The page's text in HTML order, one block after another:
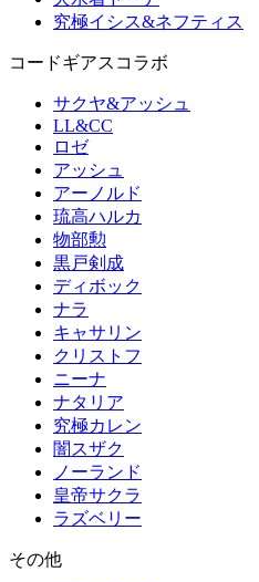
究極イシス&ネフティス
コードギアスコラボ
サクヤ&アッシュ
LL&CC
ロゼ
アッシュ
アーノルド
琉高ハルカ
物部勲
黒戸剣成
ディボック
ナラ
キャサリン
クリストフ
ニーナ
ナタリア
究極カレン
闇スザク
ノーランド
皇帝サクラ
ラズベリー
その他